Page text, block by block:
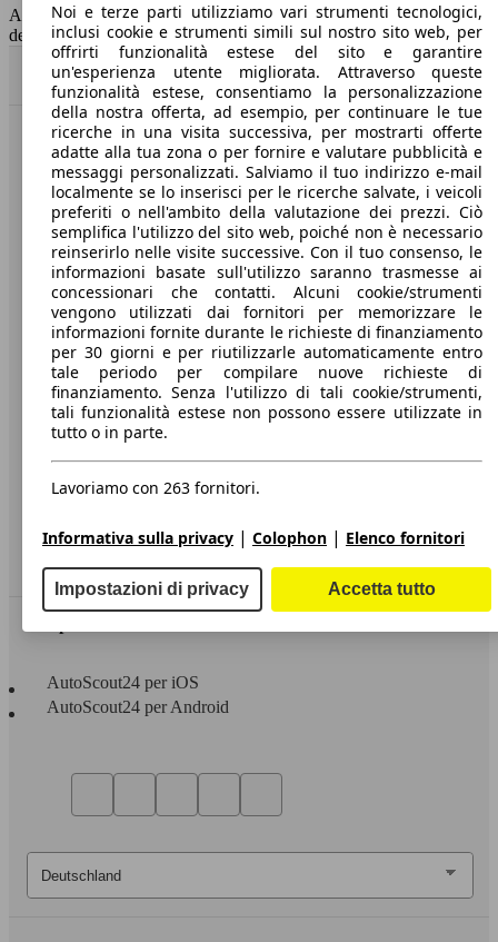
AutoScout24 non si assume alcuna responsabilità per la correttezza
dei dati.
Torna su
Benvenuti su AutoScout24, il mercato auto europeo.
Società
A proposito di AutoScout24
Stampa
Media
Condizioni generali
Informazioni
Dichiarazione di Accessibilità
Servizi
Area rivenditori
AutoScout24 per iOS
AutoScout24 per Android
Noi e terze parti utilizziamo vari strumenti tecnologici,
inclusi cookie e strumenti simili sul nostro sito web, per
offrirti funzionalità estese del sito e garantire
un'esperienza utente migliorata. Attraverso queste
funzionalità estese, consentiamo la personalizzazione
della nostra offerta, ad esempio, per continuare le tue
ricerche in una visita successiva, per mostrarti offerte
adatte alla tua zona o per fornire e valutare pubblicità e
messaggi personalizzati. Salviamo il tuo indirizzo e-mail
localmente se lo inserisci per le ricerche salvate, i veicoli
preferiti o nell'ambito della valutazione dei prezzi. Ciò
semplifica l'utilizzo del sito web, poiché non è necessario
reinserirlo nelle visite successive. Con il tuo consenso, le
informazioni basate sull'utilizzo saranno trasmesse ai
concessionari che contatti. Alcuni cookie/strumenti
vengono utilizzati dai fornitori per memorizzare le
informazioni fornite durante le richieste di finanziamento
per 30 giorni e per riutilizzarle automaticamente entro
tale periodo per compilare nuove richieste di
finanziamento. Senza l'utilizzo di tali cookie/strumenti,
tali funzionalità estese non possono essere utilizzate in
tutto o in parte.
Lavoriamo con 263 fornitori.
Informativa sulla privacy | Colophon | Elenco fornitori
Impostazioni di privacy Accetta tutto